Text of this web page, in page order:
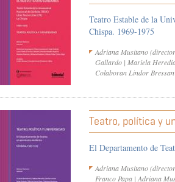
Teatro Estable de la
Chispa. 1969-1975
Adriana Musitano
Gallardo | Mariela
Colaboran Lindor
Teatro, política y
El Departamento de
Adriana Musitano
Franco Papa | Adriana